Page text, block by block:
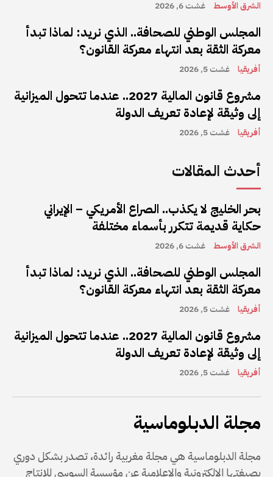
الشرق الأوسط غشت 6, 2026
المجلس الوطني للصحافة.. الذي نريد: لماذا تبدأ
معركة الثقة بعد انتهاء معركة القانون؟
أفريقيا غشت 5, 2026
مشروع قانون المالية 2027.. عندما تتحول الميزانية
إلى وثيقة لإعادة تعريف الدولة
أفريقيا غشت 5, 2026
أحدث المقالات
بحر الخليج لا يكذب.. الصراع الأمريكي – الإيراني
حكاية قديمة تتكرر بأسماء مختلفة
الشرق الأوسط غشت 6, 2026
المجلس الوطني للصحافة.. الذي نريد: لماذا تبدأ
معركة الثقة بعد انتهاء معركة القانون؟
أفريقيا غشت 5, 2026
مشروع قانون المالية 2027.. عندما تتحول الميزانية
إلى وثيقة لإعادة تعريف الدولة
أفريقيا غشت 5, 2026
مجلة الدبلوماسية
مجلة الدبلوماسية هي مجلة مغربية رائدة، تصدر بشكل دوري
بصيغتها الإلكترونية والإعلامية عن مؤسسة السوسي للإنتاج